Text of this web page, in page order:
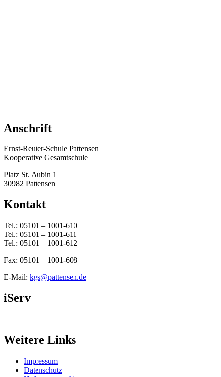
Anschrift
Ernst-Reuter-Schule Pattensen
Kooperative Gesamtschule
Platz St. Aubin 1
30982 Pattensen
Kontakt
Tel.: 05101 – 1001-610
Tel.: 05101 – 1001-611
Tel.: 05101 – 1001-612
Fax: 05101 – 1001-608
E-Mail: kgs@pattensen.de
iServ
Weitere Links
Impressum
Datenschutz